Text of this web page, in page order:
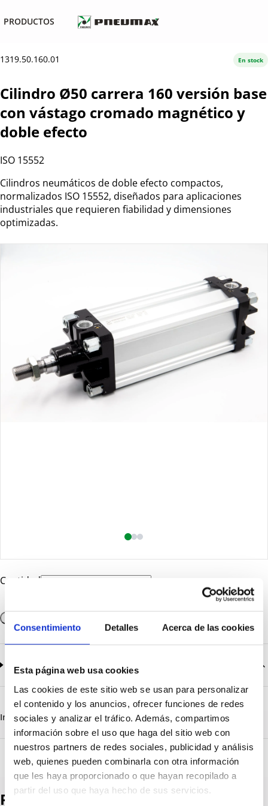
Consentimiento Detalles Acerca de las cookies
Esta página web usa cookies
Las cookies de este sitio web se usan para personalizar
el contenido y los anuncios, ofrecer funciones de redes
sociales y analizar el tráfico. Además, compartimos
información sobre el uso que haga del sitio web con
nuestros partners de redes sociales, publicidad y análisis
web, quienes pueden combinarla con otra información
que les haya proporcionado o que hayan recopilado a
partir del uso que haya hecho de sus servicios.
PRODUCTOS
1319.50.160.01
Cilindro Ø50 carrera 160 versión base
con vástago cromado magnético y
doble efecto
ISO 15552
Cilindros neumáticos de doble efecto compactos,
normalizados ISO 15552, diseñados para aplicaciones
industriales que requieren fiabilidad y dimensiones
optimizadas.
En stock
Cantidad
Documentación
CatalogoGeneral-EN.pdf
Descargar
Serie_1319-1320-1321.pdf
Descargar
Información destacada Detalles técnicosVista 3D
Productos destacados